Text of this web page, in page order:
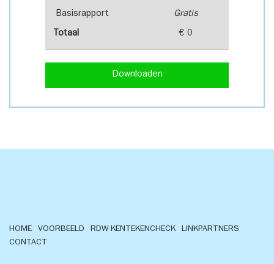
Basisrapport Gratis
Totaal € 0
Downloaden
HOME VOORBEELD RDW KENTEKENCHECK
LINKPARTNERS
CONTACT